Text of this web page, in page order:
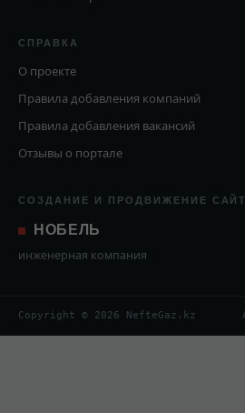
СПРАВКА
О проекте
Правила добавления компаний
Правила добавления вакансий
Отзывы о портале
СОЗДАНИЕ И ПРОДВИЖЕНИЕ
НОБЕЛЬ
инженерная компания
Copyright © 2026 NefteGaz.kz